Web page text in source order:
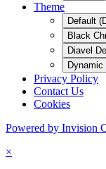
Theme
Default
Black
Diavel
Dynamic
Privacy Policy
Contact Us
Cookies
Powered by Invision
×